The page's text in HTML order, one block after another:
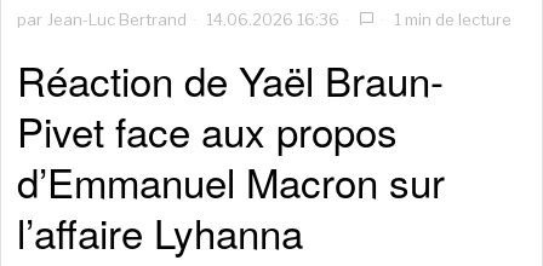
par Jean-Luc Bertrand 14.06.2026 16:36 1 min de lecture
Réaction de Yaël Braun-
Pivet face aux propos
d’Emmanuel Macron sur
l’affaire Lyhanna